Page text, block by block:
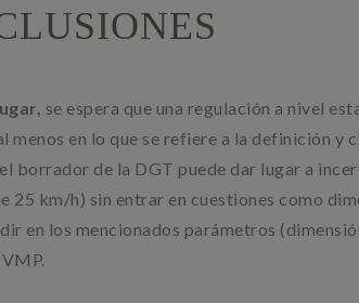
se espera que una regulación a nivel
menos en lo que se refiere a la definición
borrador de la DGT puede dar lugar a
25 km/h) sin entrar en cuestiones como
en los mencionados parámetros